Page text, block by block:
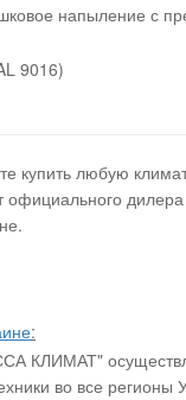
напыление с
9016)
купить любую
официального
:
КЛИМАТ"
во все регионы